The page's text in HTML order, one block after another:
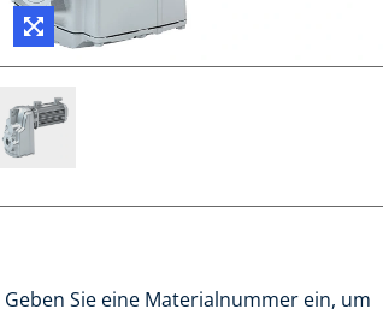
Geben Sie eine Materialnummer ein, um